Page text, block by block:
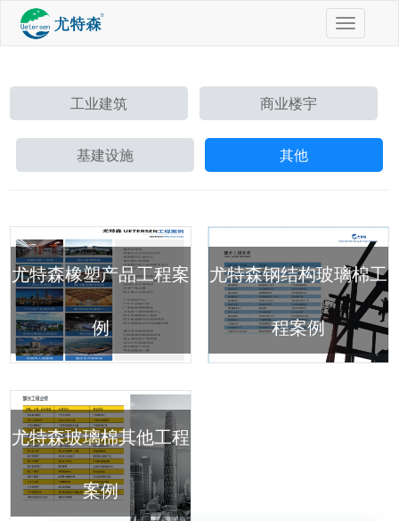
切
换
工业建筑 商业楼宇
基建设施 其他
尤特森橡塑产品工程案
例
尤特森钢结构玻璃棉工
程案例
尤特森玻璃棉其他工程
案例